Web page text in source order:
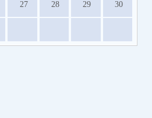
27 28 29 30